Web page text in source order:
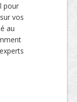
pour
vos
au